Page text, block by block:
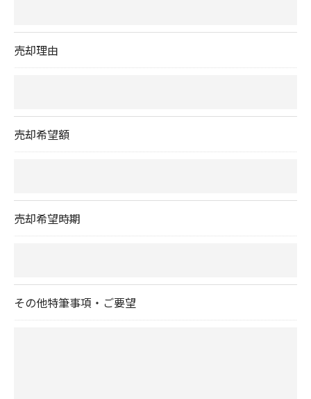
用停止の手続を定めさせて頂いております。
きにつきましては、お電話でお問合せ下さい。
売却理由
売却希望額
売却希望時期
その他特筆事項・ご要望